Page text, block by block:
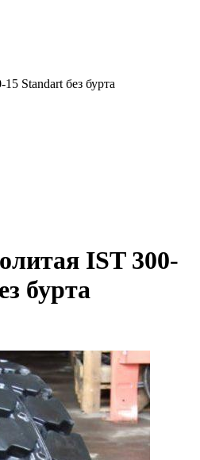
Standart без бурта
IST 300-
бурта